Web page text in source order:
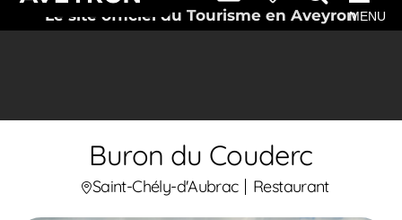
Le site officiel du Tourisme en AveyronMENU
Buron du Couderc
Saint-Chély-d'Aubrac Restaurant